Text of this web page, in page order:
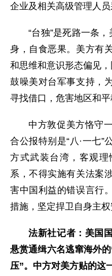
企业及相关高级管理人员
“台独”是死路一条
身，自食恶果。美方有
和思维和意识形态偏见，
鼓噪美对台军事支持，
寻找借口，危害地区和平
中方敦促美方恪守
合公报特别是“八·一七”
方式武装台湾，客观
系，不得实施有关法案
害中国利益的错误言行
措施，坚定捍卫自身主权
法新社记者：美国
悬赏通缉六名逃窜海外
压”。中方对美方贴的这